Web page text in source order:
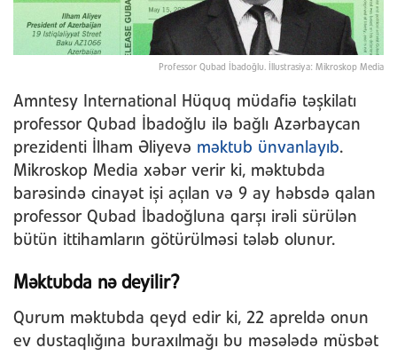
Professor Qubad İbadoğlu. İllustrasiya: Mikroskop Media
Amntesy International Hüquq müdafiə təşkilatı
professor Qubad İbadoğlu ilə bağlı Azərbaycan
prezidenti İlham Əliyevə məktub ünvanlayıb.
Mikroskop Media xəbər verir ki, məktubda
barəsində cinayət işi açılan və 9 ay həbsdə qalan
professor Qubad İbadoğluna qarşı irəli sürülən
bütün ittihamların götürülməsi tələb olunur.
Məktubda nə deyilir?
Qurum məktubda qeyd edir ki, 22 apreldə onun
ev dustaqlığına buraxılmağı bu məsələdə müsbət